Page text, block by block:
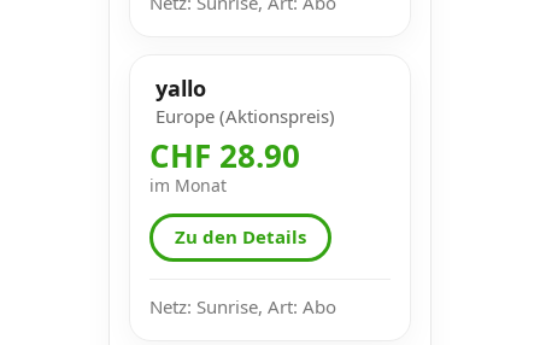
yallo
Europe (Aktionspreis)
CHF 28.90
im Monat
Zu den Details
Netz: Sunrise, Art: Abo